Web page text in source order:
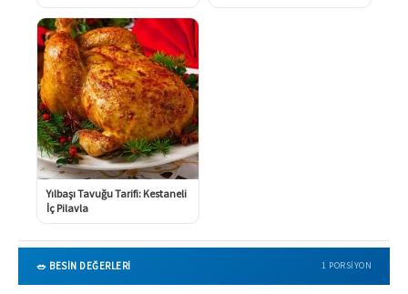
Yılbaşı Tavuğu Tarifi: Kestaneli
İç Pilavla
🥗 BESİN DEĞERLERİ 1 PORSIYON